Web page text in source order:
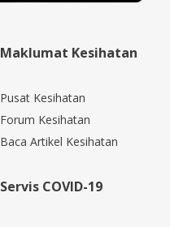
Maklumat Kesihatan
Pusat Kesihatan
Forum Kesihatan
Baca Artikel Kesihatan
Servis COVID-19